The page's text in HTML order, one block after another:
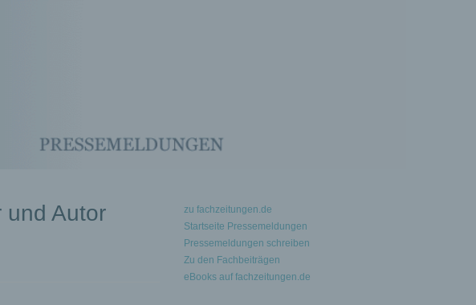
und Autor
zu fachzeitungen.de
Startseite Pressemeldungen
Pressemeldungen schreiben
Zu den Fachbeiträgen
eBooks auf fachzeitungen.de